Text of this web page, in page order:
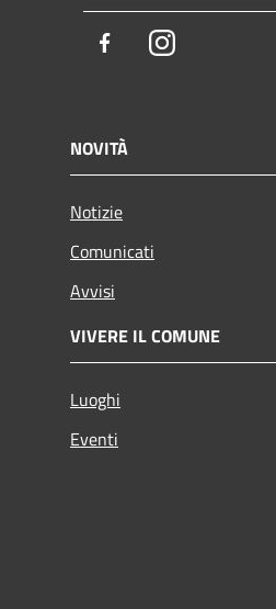
FacebookInstagram
NOVITÀ
Notizie
Comunicati
Avvisi
VIVERE IL COMUNE
Luoghi
Eventi